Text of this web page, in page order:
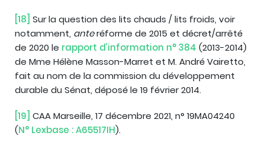
[18] Sur la question des lits chauds / lits froids, voir
notamment, anteréforme de 2015 et décret/arrêté
de 2020 le rapport d’information n° 384 (2013-2014)
de Mme Hélène Masson-Marret et M. André Vairetto,
fait au nom de la commission du développement
durable du Sénat, déposé le 19 février 2014.
[19] CAA Marseille, 17 décembre 2021, n° 19MA04240
(N° Lexbase : A65517IH).